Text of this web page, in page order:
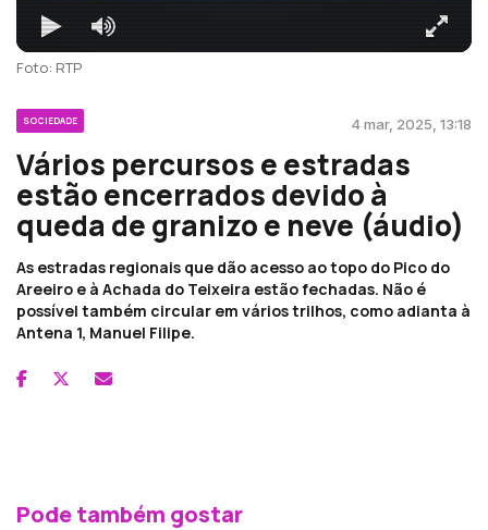
Foto: RTP
SOCIEDADE 4 mar, 2025, 13:18
Vários percursos e estradas
estão encerrados devido à
queda de granizo e neve (áudio)
As estradas regionais que dão acesso ao topo do Pico do
Areeiro e à Achada do Teixeira estão fechadas. Não é
possível também circular em vários trilhos, como adianta à
Antena 1, Manuel Filipe.
Pode também gostar